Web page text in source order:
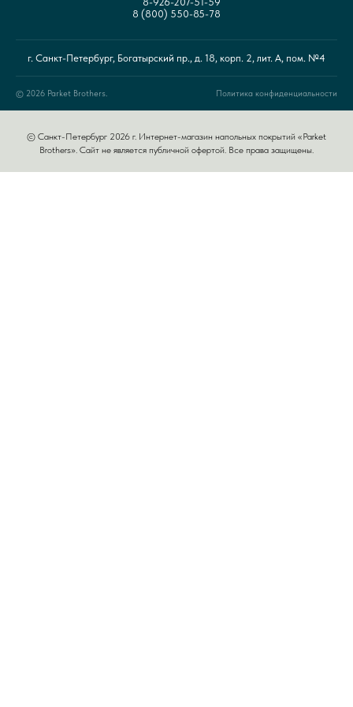
8 (800) 550-85-78
г. Санкт-Петербург, Богатырский пр., д. 18, корп. 2, лит. А, пом. №4
© 2026 Parket Brothers. Политика конфиденциальности
© Санкт-Петербург 2026 г. Интернет-магазин напольных покрытий «Parket
Brothers». Сайт не является публичной офертой. Все права защищены.